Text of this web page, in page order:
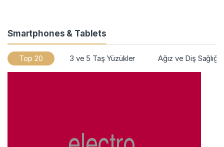
Smartphones & Tablets
Top 20 3 ve 5 Taş Yüzükler Ağız ve Diş Sağlığı